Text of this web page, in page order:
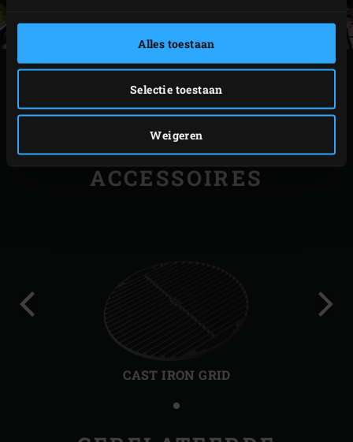
Alles toestaan
Selectie toestaan
Weigeren
PRINTEN
GERELATEERDE
ACCESSOIRES
CAST IRON GRID